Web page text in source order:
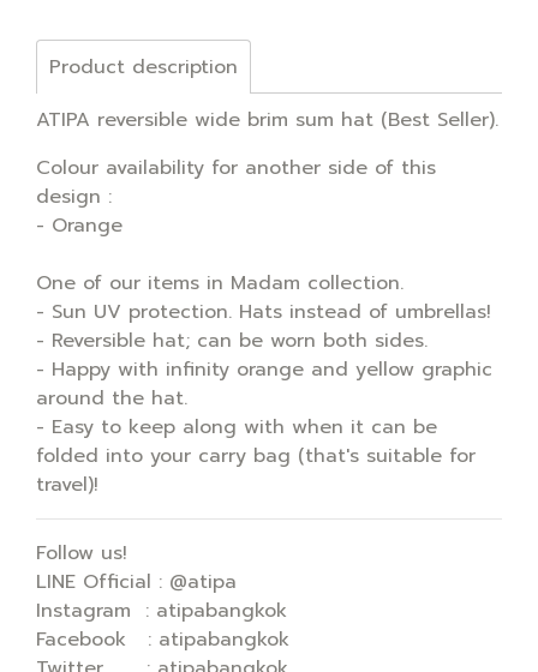
Product description
ATIPA reversible wide brim sum hat (Best Seller).
Colour availability for another side of this
design :
- Orange
One of our items in Madam collection.
- Sun UV protection. Hats instead of umbrellas!
- Reversible hat; can be worn both sides.
- Happy with infinity orange and yellow graphic
around the hat.
- Easy to keep along with when it can be
folded into your carry bag (that's suitable for
travel)!
Follow us!
LINE Official : @atipa
Instagram : atipabangkok
Facebook : atipabangkok